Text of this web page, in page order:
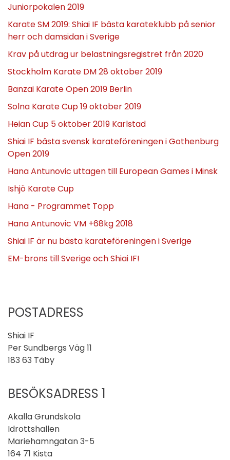
Juniorpokalen 2019
Karate SM 2019: Shiai IF bästa karateklubb på senior
herr och damsidan i Sverige
Krav på utdrag ur belastningsregistret från 2020
Stockholm Karate DM 28 oktober 2019
Banzai Karate Open 2019 Berlin
Solna Karate Cup 19 oktober 2019
Heian Cup 5 oktober 2019 Karlstad
Shiai IF bästa svensk karateföreningen i Gothenburg
Open 2019
Hana Antunovic uttagen till European Games i Minsk
Ishjö Karate Cup
Hana - Programmet Topp
Hana Antunovic VM +68kg 2018
Shiai IF är nu bästa karateföreningen i Sverige
EM-brons till Sverige och Shiai IF!
POSTADRESS
Shiai IF
Per Sundbergs Väg 11
183 63 Täby
BESÖKSADRESS 1
Akalla Grundskola
Idrottshallen
Mariehamngatan 3-5
164 71 Kista